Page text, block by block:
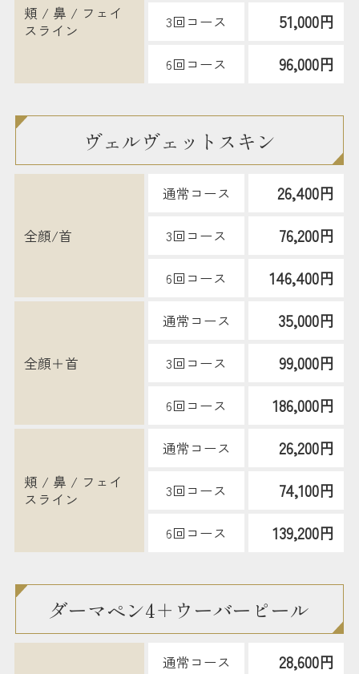
頬 / 鼻 / フェイ
スライン
3回コース 51,000円
6回コース 96,000円
ヴェルヴェットスキン
全顔/首
通常コース 26,400円
3回コース 76,200円
6回コース 146,400円
全顔＋首
通常コース 35,000円
3回コース 99,000円
6回コース 186,000円
頬 / 鼻 / フェイ
スライン
通常コース 26,200円
3回コース 74,100円
6回コース 139,200円
ダーマペン4＋ウーバーピール
通常コース 28,600円